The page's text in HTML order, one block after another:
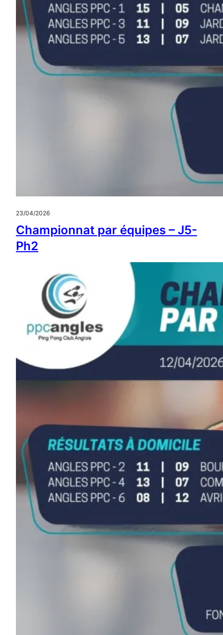
23/04/2026
Championnat par équipes – J5-
Ph2